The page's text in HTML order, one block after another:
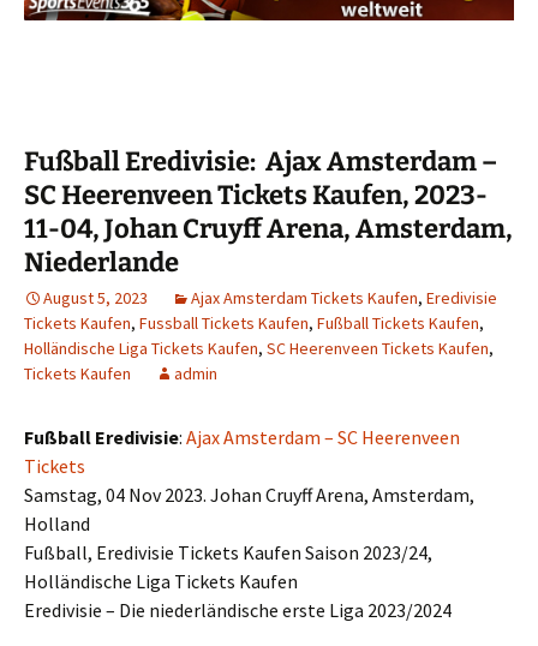
Fußball Eredivisie: Ajax Amsterdam –
SC Heerenveen Tickets Kaufen, 2023-
11-04, Johan Cruyff Arena, Amsterdam,
Niederlande
August 5, 2023 Ajax Amsterdam Tickets Kaufen, Eredivisie
Tickets Kaufen, Fussball Tickets Kaufen, Fußball Tickets Kaufen,
Holländische Liga Tickets Kaufen, SC Heerenveen Tickets Kaufen,
Tickets Kaufen
admin
Fußball Eredivisie: Ajax Amsterdam – SC Heerenveen
Tickets
Samstag, 04 Nov 2023. Johan Cruyff Arena, Amsterdam,
Holland
Fußball, Eredivisie Tickets Kaufen Saison 2023/24,
Holländische Liga Tickets Kaufen
Eredivisie – Die niederländische erste Liga 2023/2024